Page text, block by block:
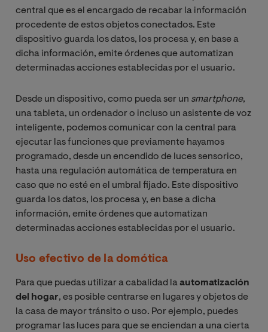
central que es el encargado de recabar la información
procedente de estos objetos conectados. Este
dispositivo guarda los datos, los procesa y, en base a
dicha información, emite órdenes que automatizan
determinadas acciones establecidas por el usuario.
Desde un dispositivo, como pueda ser un smartphone,
una tableta, un ordenador o incluso un asistente de voz
inteligente, podemos comunicar con la central para
ejecutar las funciones que previamente hayamos
programado, desde un encendido de luces sensorico,
hasta una regulación automática de temperatura en
caso que no esté en el umbral fijado. Este dispositivo
guarda los datos, los procesa y, en base a dicha
información, emite órdenes que automatizan
determinadas acciones establecidas por el usuario.
Uso efectivo de la domótica
Para que puedas utilizar a cabalidad laautomatización
del hogar, es posible centrarse en lugares y objetos de
la casa de mayor tránsito o uso. Por ejemplo, puedes
programar las luces para que se enciendan a una cierta